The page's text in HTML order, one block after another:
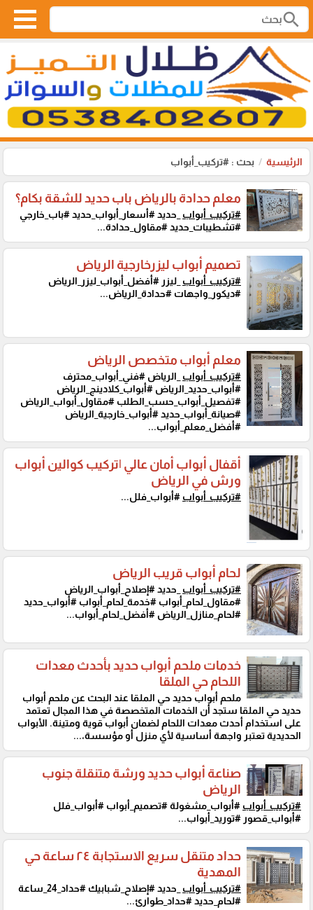
search
الرئيسية بحث : #تركيب_أبواب
معلم حدادة بالرياض باب حديد للشقة بكام؟
#تركيب_أبواب _حديد #أسعار_أبواب_حديد #باب_خارجي
#تشطيبات_حديد #مقاول_حدادة...
تصميم أبواب ليزرخارجية الرياض
#تركيب_أبواب _ليزر #أفضل_أبواب_ليزر_الرياض
#ديكور_واجهات #حدادة_الرياض...
معلم أبواب متخصص الرياض
#تركيب_أبواب _الرياض #فني_أبواب_محترف
#أبواب_حديد_الرياض #أبواب_كلادينج_الرياض
#تفصيل_أبواب_حسب_الطلب #مقاول_أبواب_الرياض
#صيانة_أبواب_حديد #أبواب_خارجية_الرياض
#أفضل_معلم_أبواب...
أقفال أبواب أمان عالي |تركيب كوالين أبواب
ورش في الرياض
#تركيب_أبواب #أبواب_فلل...
لحام أبواب قريب الرياض
#تركيب_أبواب _حديد #إصلاح_أبواب_الرياض
#مقاول_لحام_أبواب #خدمة_لحام_أبواب #أبواب_حديد
#لحام_منازل_الرياض #أفضل_لحام_أبواب...
خدمات ملحم أبواب حديد بأحدث معدات
اللحام حي الملقا
ملحم أبواب حديد حي الملقا عند البحث عن ملحم أبواب
حديد حي الملقا ستجد أن الخدمات المتخصصة في هذا المجال تعتمد
على استخدام أحدث معدات اللحام لضمان أبواب قوية ومتينة. الأبواب
الحديدية تعتبر واجهة أساسية لأي منزل أو مؤسسة،...
صناعة أبواب حديد ورشة متنقلة جنوب
الرياض
#تركيب_أبواب #أبواب_مشغولة #تصميم_أبواب #أبواب_فلل
#أبواب_قصور #توريد_أبواب...
حداد متنقل سريع الاستجابة ٢٤ ساعة حي
المهدية
#تركيب_أبواب
_حديد #إصلاح_شبابيك #حداد_24_ساعة
#لحام_حديد #حداد_طوارئ...